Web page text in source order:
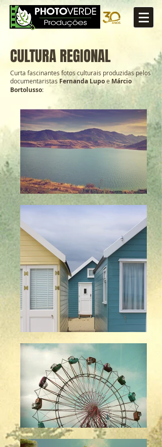
CULTURA REGIONAL
Curta fascinantes fotos culturais produzidas pelos
documentaristas Fernanda LupoeMárcio
Bortolusso: